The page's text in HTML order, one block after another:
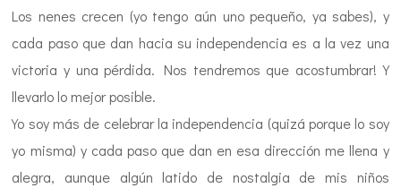
Los nenes crecen (yo tengo aún uno pequeño, ya sabes), y
cada paso que dan hacia su independencia es a la vez una
victoria y una pérdida. Nos tendremos que acostumbrar! Y
llevarlo lo mejor posible.
Yo soy más de celebrar la independencia (quizá porque lo soy
yo misma) y cada paso que dan en esa dirección me llena y
alegra, aunque algún latido de nostalgia de mis niños